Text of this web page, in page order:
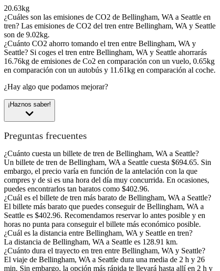
20.63kg
¿Cuáles son las emisiones de CO2 de Bellingham, WA a Seattle en
tren? Las emisiones de CO2 del tren entre Bellingham, WA y Seattle
son de 9.02kg.
¿Cuánto CO2 ahorro tomando el tren entre Bellingham, WA y
Seattle? Si coges el tren entre Bellingham, WA y Seattle ahorrarás
16.76kg de emisiones de Co2 en comparación con un vuelo, 0.65kg
en comparación con un autobús y 11.61kg en comparación al coche.
¿Hay algo que podamos mejorar?
¡Haznos saber!
Preguntas frecuentes
¿Cuánto cuesta un billete de tren de Bellingham, WA a Seattle?
Un billete de tren de Bellingham, WA a Seattle cuesta $694.65. Sin
embargo, el precio varía en función de la antelación con la que
compres y de si es una hora del día muy concurrida. En ocasiones,
puedes encontrarlos tan baratos como $402.96.
¿Cuál es el billete de tren más barato de Bellingham, WA a Seattle?
El billete más barato que puedes conseguir de Bellingham, WA a
Seattle es $402.96. Recomendamos reservar lo antes posible y en
horas no punta para conseguir el billete más económico posible.
¿Cuál es la distancia entre Bellingham, WA y Seattle en tren?
La distancia de Bellingham, WA a Seattle es 128.91 km.
¿Cuánto dura el trayecto en tren entre Bellingham, WA y Seattle?
El viaje de Bellingham, WA a Seattle dura una media de 2 h y 26
min. Sin embargo, la opción más rápida te llevará hasta allí en 2 h y